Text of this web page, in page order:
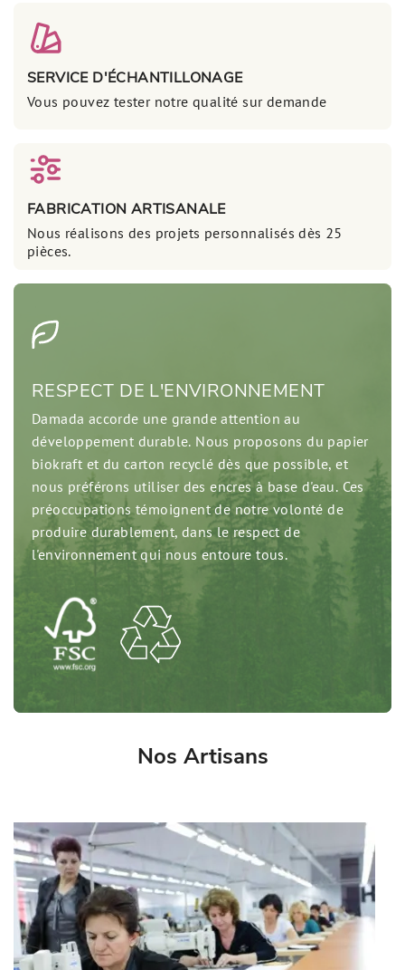
SERVICE D'ÉCHANTILLONAGE
Vous pouvez tester notre qualité sur demande
FABRICATION ARTISANALE
Nous réalisons des projets personnalisés dès 25
pièces.
RESPECT DE L'ENVIRONNEMENT
Damada accorde une grande attention au
développement durable. Nous proposons du papier
biokraft et du carton recyclé dès que possible, et
nous préférons utiliser des encres à base d'eau. Ces
préoccupations témoignent de notre volonté de
produire durablement, dans le respect de
l'environnement qui nous entoure tous.
Nos Artisans